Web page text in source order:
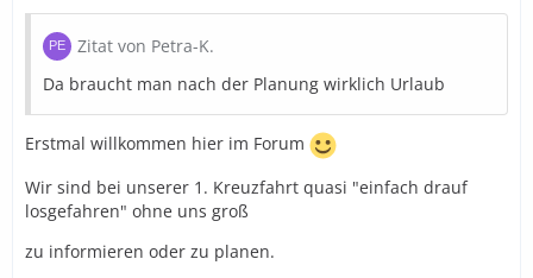
Zitat von Petra-K.
Da braucht man nach der Planung wirklich Urlaub
Erstmal willkommen hier im Forum
Wir sind bei unserer 1. Kreuzfahrt quasi "einfach drauf
losgefahren" ohne uns groß
zu informieren oder zu planen.